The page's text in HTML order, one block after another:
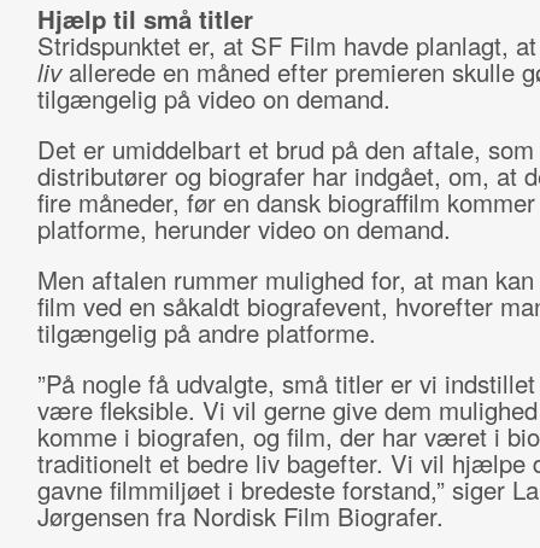
Hjælp til små titler
Stridspunktet er, at SF Film havde planlagt,
livallerede en måned efter premieren skulle
tilgængelig på video on demand.
Det er umiddelbart et brud på den aftale, som
distributører og biografer har indgået, om, at
fire måneder, før en dansk biograffilm
platforme, herunder video on demand.
Men aftalen rummer mulighed for, at man
film ved en såkaldt biografevent, hvorefter
tilgængelig på andre platforme.
”På nogle få udvalgte, små titler er vi
være fleksible. Vi vil gerne give dem
komme i biografen, og film, der har været i
traditionelt et bedre liv bagefter. Vi vil hjælpe
gavne filmmiljøet i bredeste forstand,” siger
Jørgensen fra Nordisk Film Biografer.